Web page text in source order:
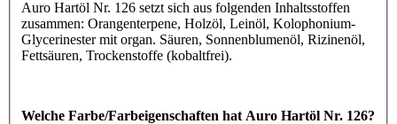
Auro Hartöl Nr. 126 setzt sich aus folgenden Inhaltsstoffen
zusammen: Orangenterpene, Holzöl, Leinöl, Kolophonium-
Glycerinester mit organ. Säuren, Sonnenblumenöl, Rizinenöl,
Fettsäuren, Trockenstoffe (kobaltfrei).
Welche Farbe/Farbeigenschaften hat Auro Hartöl Nr. 126?